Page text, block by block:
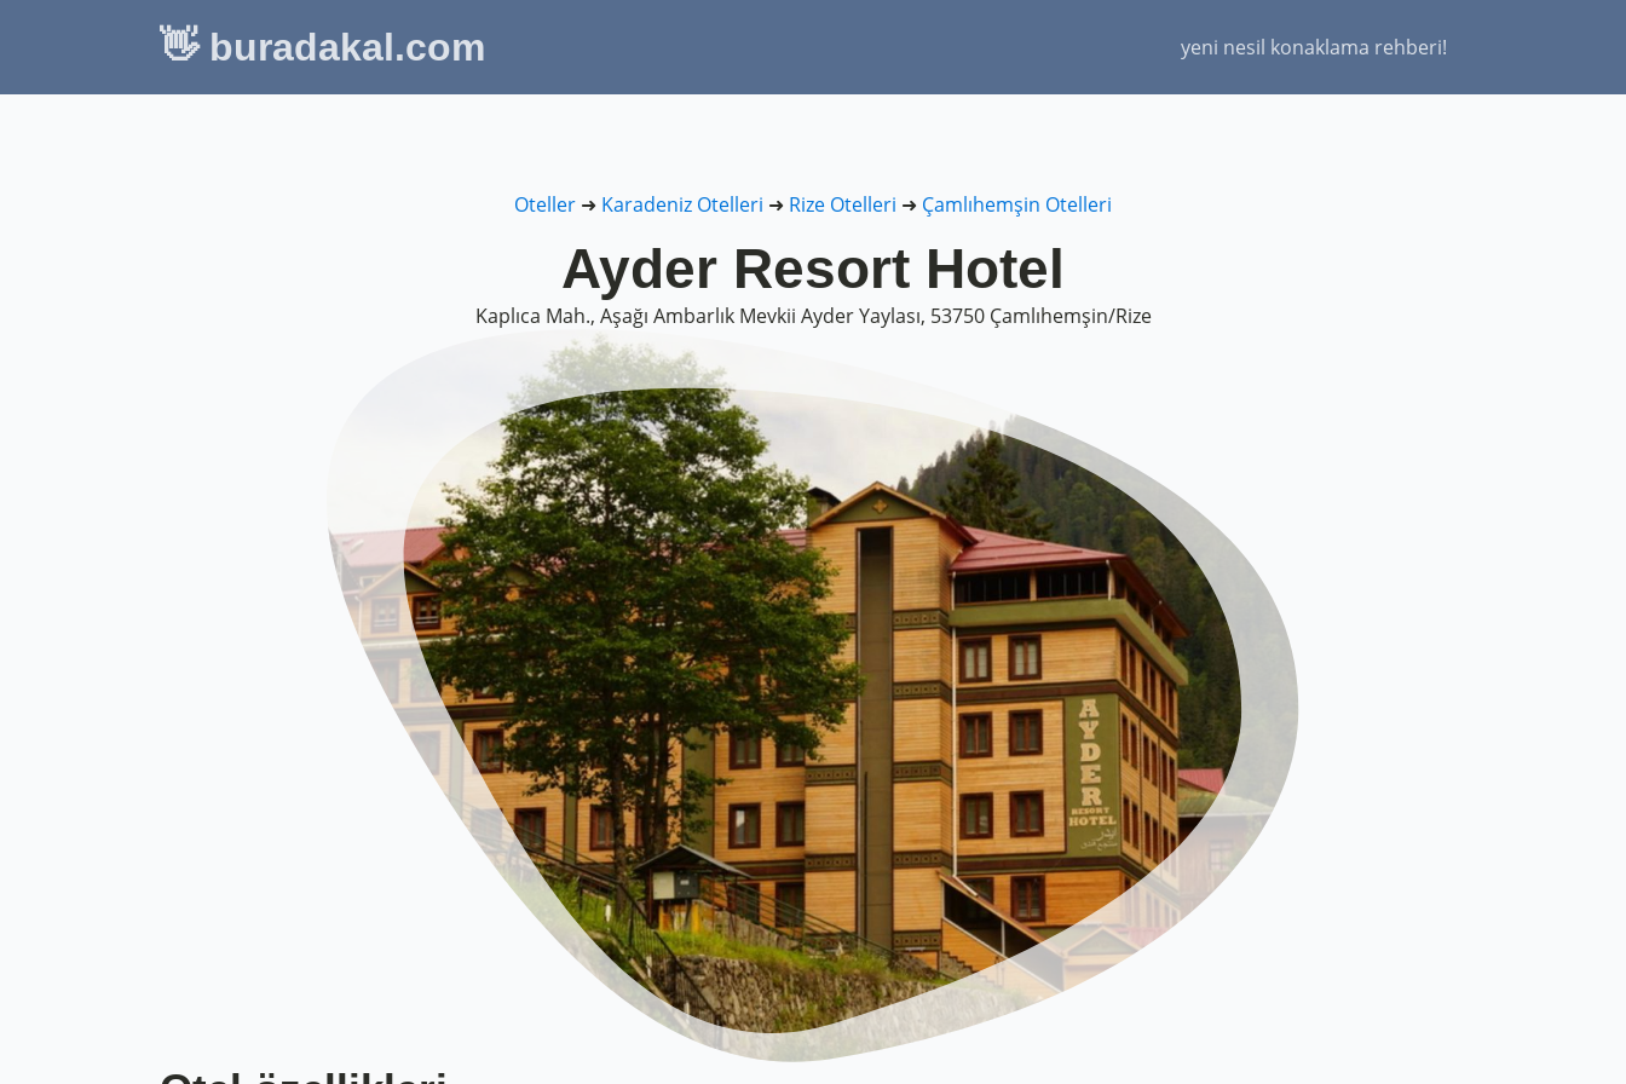
👋 buradakal.com yeni nesil konaklama rehberi!
Oteller ➜ Karadeniz Otelleri ➜ Rize Otelleri ➜ Çamlıhemşin Otelleri
Ayder Resort Hotel
Kaplıca Mah., Aşağı Ambarlık Mevkii Ayder Yaylası, 53750 Çamlıhemşin/Rize